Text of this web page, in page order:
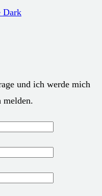
und ich werde mich
melden.